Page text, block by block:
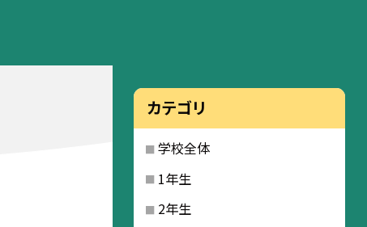
カテゴリ
学校全体
1年生
2年生